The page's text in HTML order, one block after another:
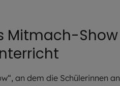
Mitmach-Show
an dem die Schülerinnen an